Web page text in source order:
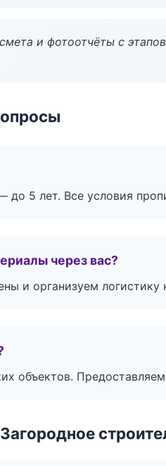
и фотоотчёты с
5 лет. Все условия
через вас?
и организуем логистику
объектов.